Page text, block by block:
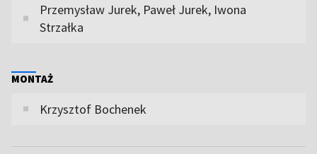
Przemysław Jurek, Paweł Jurek, Iwona
Strzałka
MONTAŻ
Krzysztof Bochenek